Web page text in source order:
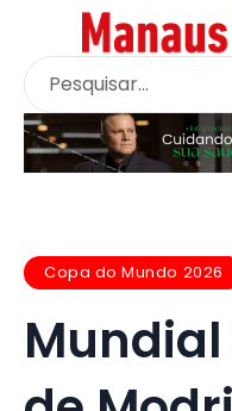
Copa do Mundo 2026